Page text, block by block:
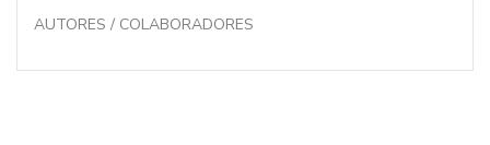
AUTORES / COLABORADORES